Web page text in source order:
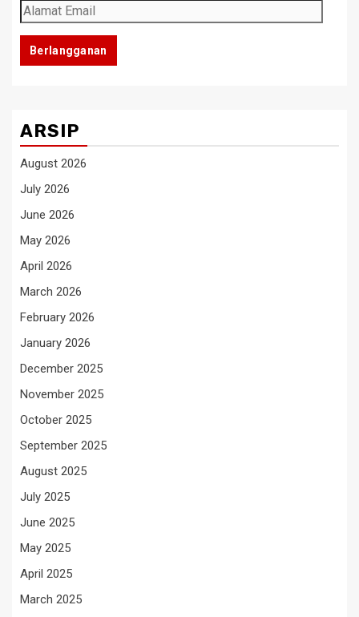
Alamat
Email
Berlangganan
ARSIP
August 2026
July 2026
June 2026
May 2026
April 2026
March 2026
February 2026
January 2026
December 2025
November 2025
October 2025
September 2025
August 2025
July 2025
June 2025
May 2025
April 2025
March 2025